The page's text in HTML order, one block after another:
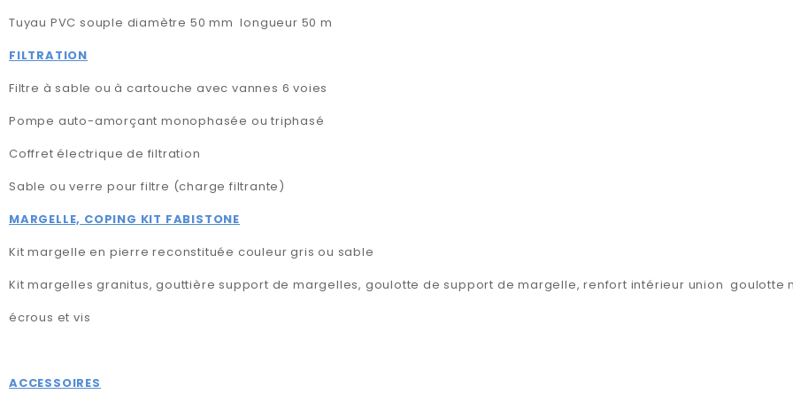
Tuyau PVC souple diamètre 50 mm longueur 50 m
FILTRATION
Filtre à sable ou à cartouche avec vannes 6 voies
Pompe auto-amorçant monophasée ou triphasé
Coffret électrique de filtration
Sable ou verre pour filtre (charge filtrante)
MARGELLE, COPING KIT FABISTONE
Kit margelle en pierre reconstituée couleur gris ou sable
Kit margelles granitus, gouttière support de margelles, goulotte de support de margelle, renfort intérieur union goulotte
écrous et vis
ACCESSOIRES